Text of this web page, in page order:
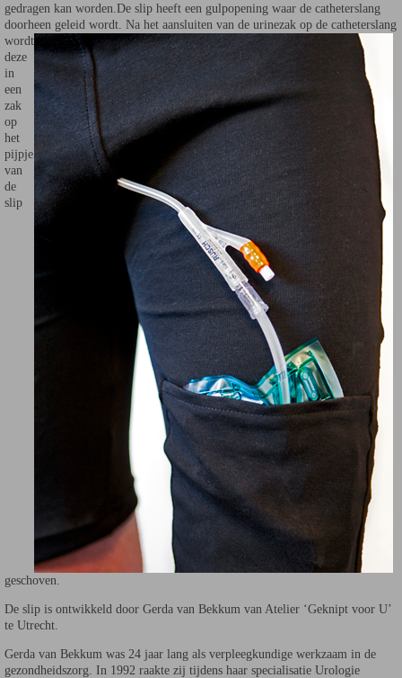
gedragen kan worden.De slip heeft een gulpopening waar de catheterslang
doorheen geleid wordt. Na het aansluiten van de urinezak op de catheterslang
wordt
deze
in
een
zak
op
het
pijpje
van
de
slip
geschoven.
De slip is ontwikkeld door Gerda van Bekkum van Atelier ‘Geknipt voor U’
te Utrecht.
Gerda van Bekkum was 24 jaar lang als verpleegkundige werkzaam in de
gezondheidszorg. In 1992 raakte zij tijdens haar specialisatie Urologie